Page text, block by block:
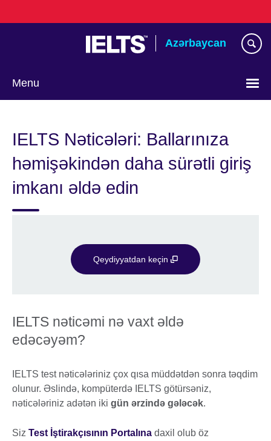
to
Azərbaycan
Menu
language
IELTS Nəticələri: Ballarınıza
həmişəkindən daha sürətli giriş
imkanı əldə edin
Qeydiyyatdan keçin
IELTS nəticəmi nə vaxt əldə
edəcəyəm?
IELTS test nəticələriniz çox qısa müddətdən sonra təqdim
olunur. Əslində, kompüterdə IELTS götürsəniz,
nəticələriniz adətən iki gün ərzində gələcək.
Siz Test İştirakçısının Portalına daxil olub öz